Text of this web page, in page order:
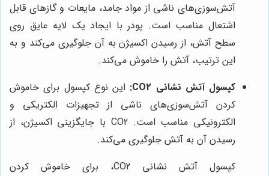
آتش‌سوزی‌های ناشی از مواد جامد، مایعات و گازهای قابل
اشتعال مناسب است. پودر با ایجاد یک لایه عایق روی
سطح آتش، از رسیدن اکسیژن به آن جلوگیری می‌کند و به
این ترتیب، آتش را خاموش می‌کند.
کپسول آتش نشانی CO2:
این نوع کپسول برای خاموش
کردن آتش‌سوزی‌های ناشی از تجهیزات الکتریکی و
الکترونیکی مناسب است. CO2 با جایگزینی اکسیژن، از
رسیدن آن به آتش جلوگیری می‌کند.
کپسول آتش نشانی CO2، برای خاموش کردن